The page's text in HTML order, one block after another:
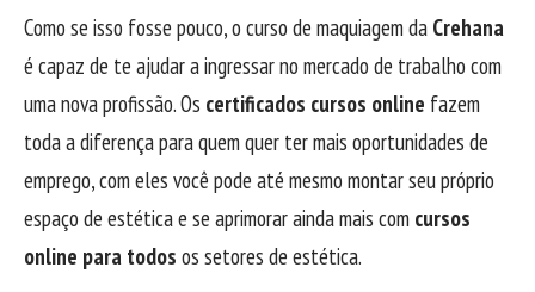
Como se isso fosse pouco, o curso de maquiagem da Crehana
é capaz de te ajudar a ingressar no mercado de trabalho com
uma nova profissão. Os certificados cursos online fazem
toda a diferença para quem quer ter mais oportunidades de
emprego, com eles você pode até mesmo montar seu próprio
espaço de estética e se aprimorar ainda mais com cursos
online para todos os setores de estética.